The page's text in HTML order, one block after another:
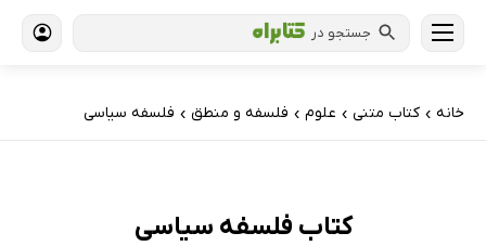
جستجو در
خانه › کتاب‌ متنی › علوم › فلسفه و منطق › فلسفه سیاسی
کتاب فلسفه سیاسی